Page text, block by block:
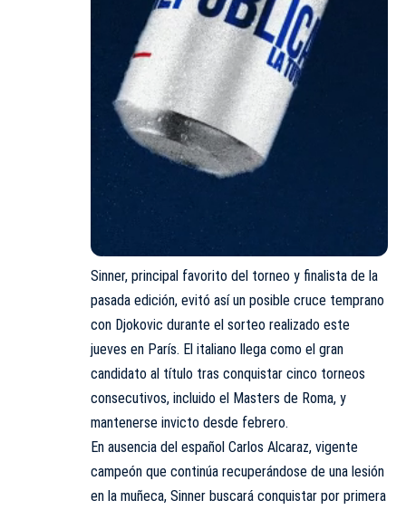
Sinner, principal favorito del torneo y finalista de la
pasada edición, evitó así un posible cruce temprano
con Djokovic durante el sorteo realizado este
jueves en París. El italiano llega como el gran
candidato al título tras conquistar cinco torneos
consecutivos, incluido el Masters de Roma, y
mantenerse invicto desde febrero.
En ausencia del español Carlos Alcaraz, vigente
campeón que continúa recuperándose de una lesión
en la muñeca, Sinner buscará conquistar por primera